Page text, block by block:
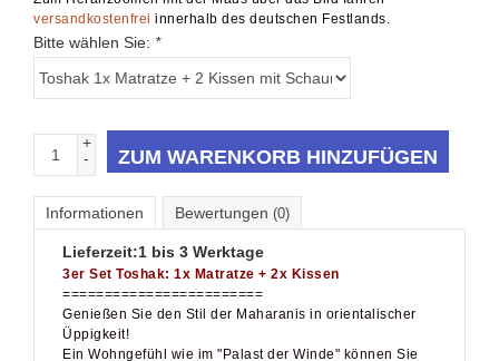
Bitte wählen Sie: *
-
ZUM WARENKORB HINZUFÜGEN
Lieferzeit:1 bis 3 Werktage
3er Set Toshak: 1x Matratze + 2x Kissen
========================
Üppigkeit!
Ein Wohngefühl wie im "Palast der Winde" können Sie
sich mit dieser exklusiven, samtweichen und